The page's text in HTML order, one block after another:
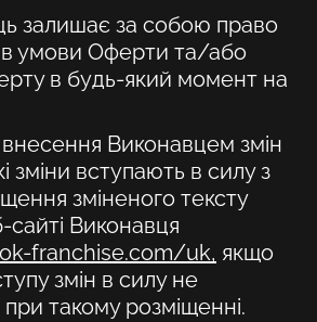
залишає за собою право
в умови Оферти та/або
в будь-який момент на
внесення Виконавцем змін
зміни вступають в силу з
зміненого тексту
Виконавця
franchise.com/uk, якщо
змін в силу не
такому розміщенні.